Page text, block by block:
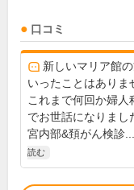
口コミ
新しいマリア館
いったことはありま
これまで何回か婦人
でお世話になりまし
宮内部&頚がん検診...
読む